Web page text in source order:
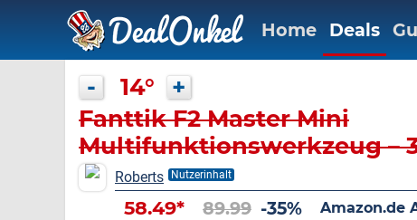
Home Deals
- 14° +
Fanttik F2 Master Mini
Multifunktionswerkzeug –
Code! Nur 58,49 €
Roberts Nutzerinhalt
58.49* 89.99 -35% Amazon.de